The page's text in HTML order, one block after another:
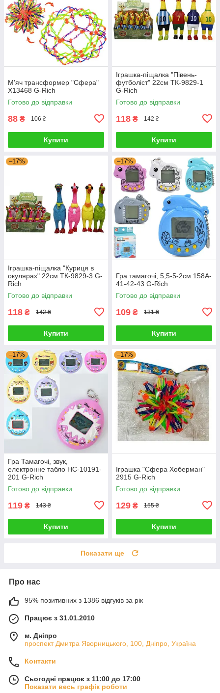
М'яч трансформер "Сфера"
X13468 G-Rich
Готово до відправки
88 ₴ 106 ₴
Купити
Іграшка-піщалка "Півень-
футболіст" 22см ТК-9829-1
G-Rich
Готово до відправки
118 ₴ 142 ₴
Купити
–17%
Іграшка-піщалка "Куриця в
окулярах" 22см ТК-9829-3 G-
Rich
Готово до відправки
118 ₴ 142 ₴
Купити
–17%
Гра тамагочі, 5,5-5-2см 158A-
41-42-43 G-Rich
Готово до відправки
109 ₴ 131 ₴
Купити
–17%
Гра Тамагочі, звук,
електронне табло HC-10191-
201 G-Rich
Готово до відправки
119 ₴ 143 ₴
Купити
–17%
Іграшка "Сфера Хоберман"
2915 G-Rich
Готово до відправки
129 ₴ 155 ₴
Купити
Показати ще
Про нас
95% позитивних з 1386 відгуків за рік
Працює з 31.01.2010
м. Дніпро
проспект Дмитра Яворницького, 100, Дніпро, Україна
Контакти
Сьогодні працює з 11:00 до 17:00
Показати весь графік роботи